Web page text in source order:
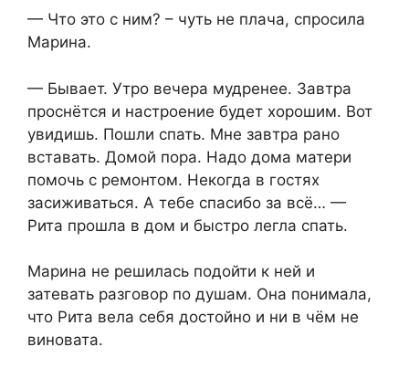
— Что это с ним? – чуть не плача, спросила
Марина.
— Бывает. Утро вечера мудренее. Завтра
проснётся и настроение будет хорошим. Вот
увидишь. Пошли спать. Мне завтра рано
вставать. Домой пора. Надо дома матери
помочь с ремонтом. Некогда в гостях
засиживаться. А тебе спасибо за всё… —
Рита прошла в дом и быстро легла спать.
Марина не решилась подойти к ней и
затевать разговор по душам. Она понимала,
что Рита вела себя достойно и ни в чём не
виновата.